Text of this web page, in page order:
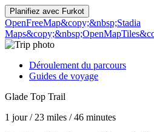
Planifiez avec Furkot
OpenFreeMap&copy;&nbsp;Stadia
Maps&copy;&nbsp;OpenMapTiles
Déroulement du parcours
Guides de voyage
Glade Top Trail
1 jour/ 23 miles /46 minutes